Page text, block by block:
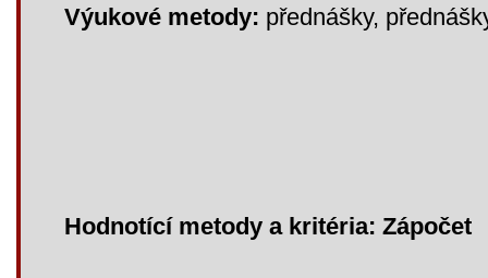
Výukové metody: přednášky,
Hodnotící metody a kritéria: Zápočet